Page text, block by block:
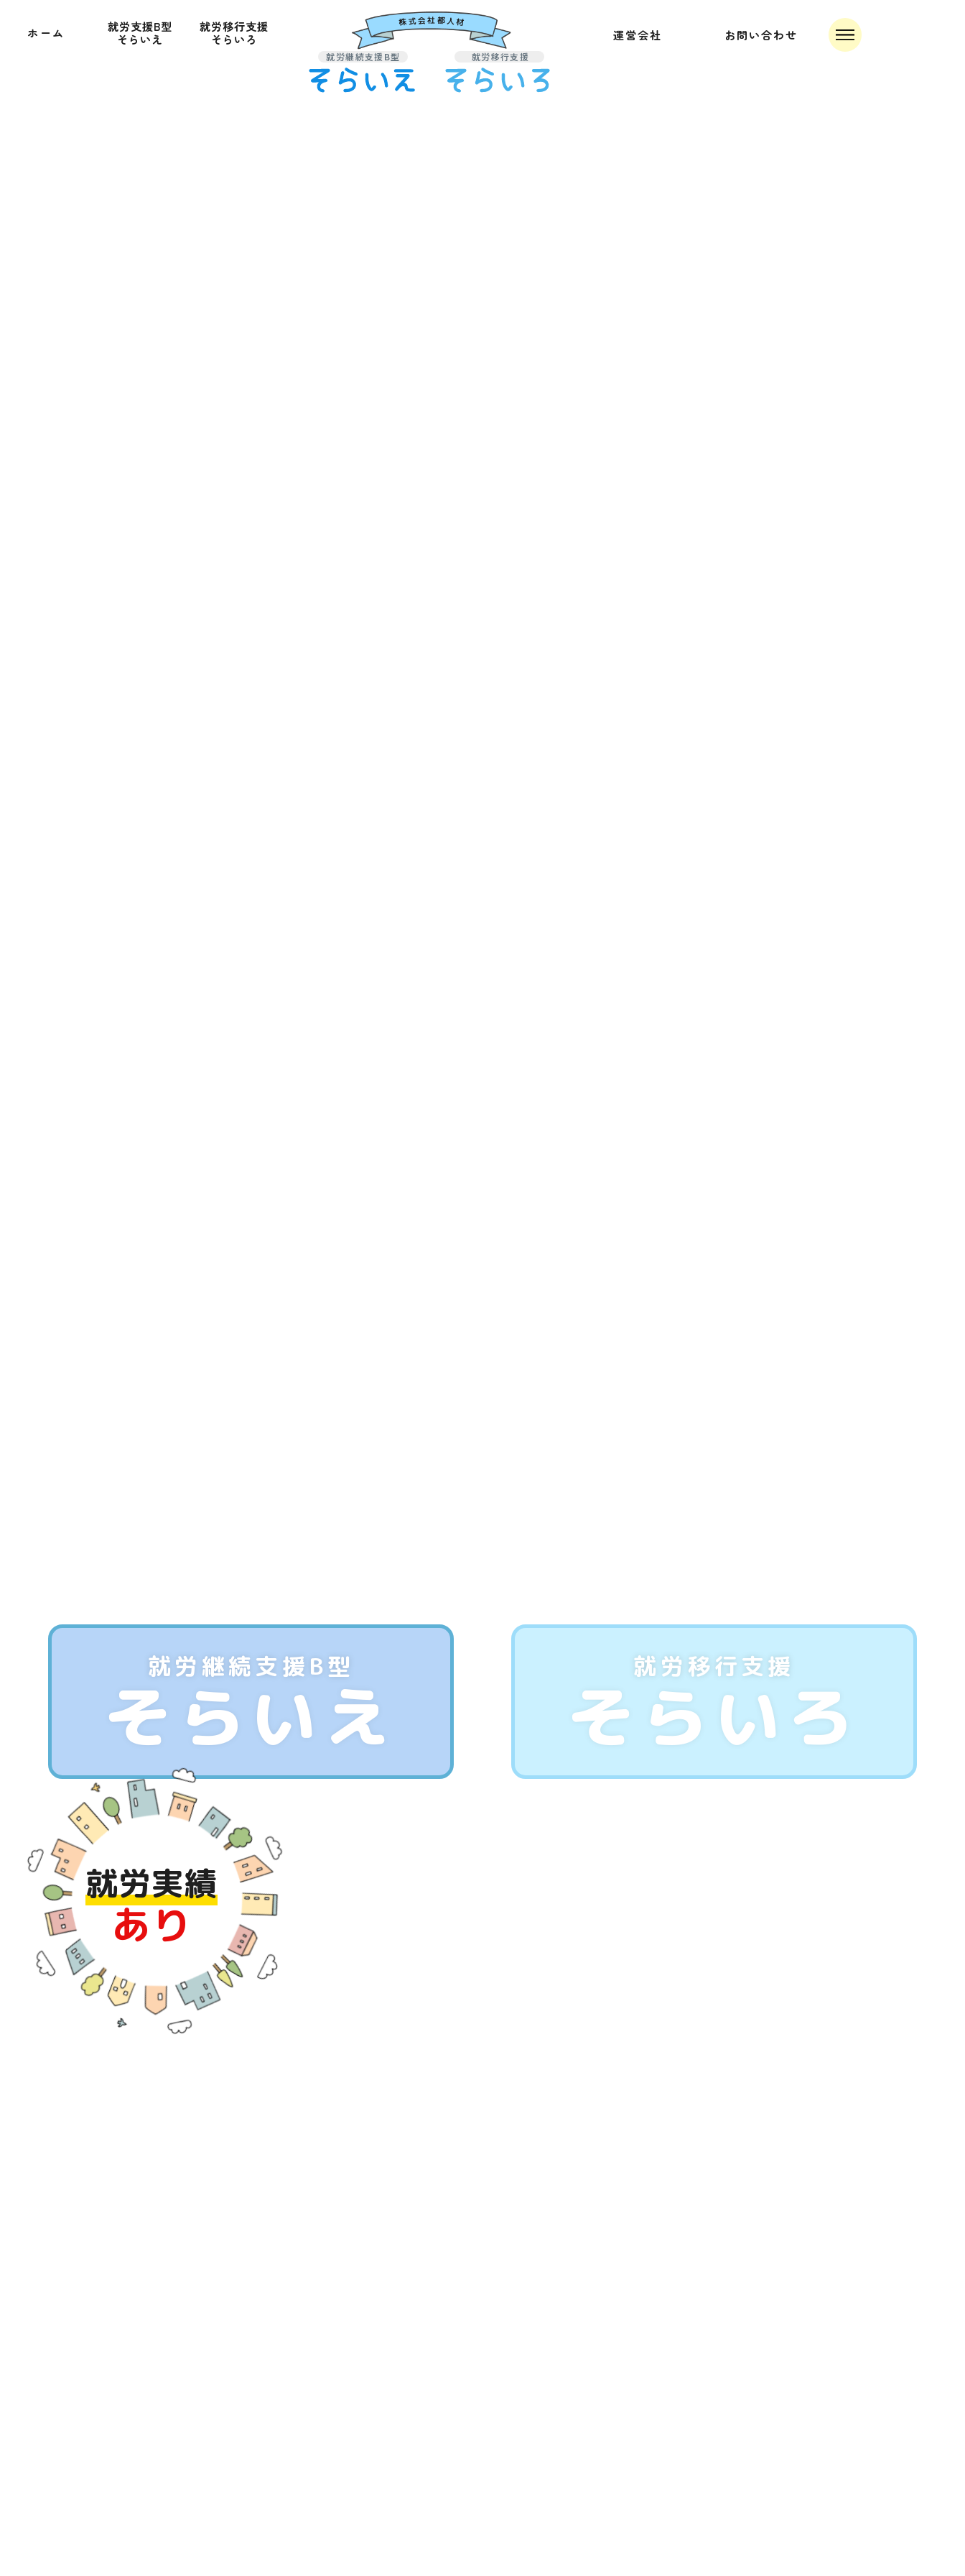
ホーム
就労支援B型
そらいえ
就労移行支援
そらいろ
株式会社都人材
就労継続支援B型
そらいえ
就労移行支援
そらいろ
運営会社 お問い合わせ
就労継続支援B型
そらいえ
就労実績
あり
就労移行支援
そらいろ